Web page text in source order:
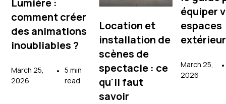
Lumière :
comment créer
des animations
inoubliables ?
March 25,
2026
• 5 min
read
Location et
installation de
scènes de
spectacle : ce
qu'il faut
savoir
équiper
espaces
March 25,
2026
•